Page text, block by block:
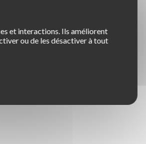
et interactions. Ils améliorent
ou de les désactiver à tout